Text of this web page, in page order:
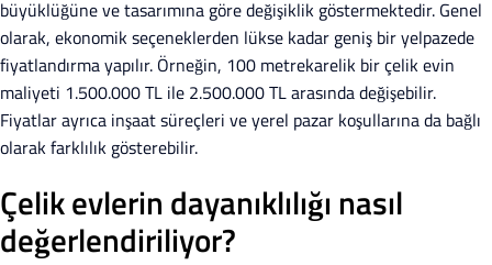
büyüklüğüne ve tasarımına göre değişiklik göstermektedir. Genel
olarak, ekonomik seçeneklerden lükse kadar geniş bir yelpazede
fiyatlandırma yapılır. Örneğin, 100 metrekarelik bir çelik evin
maliyeti 1.500.000 TL ile 2.500.000 TL arasında değişebilir.
Fiyatlar ayrıca inşaat süreçleri ve yerel pazar koşullarına da bağlı
olarak farklılık gösterebilir.
Çelik evlerin dayanıklılığı nasıl
değerlendiriliyor?